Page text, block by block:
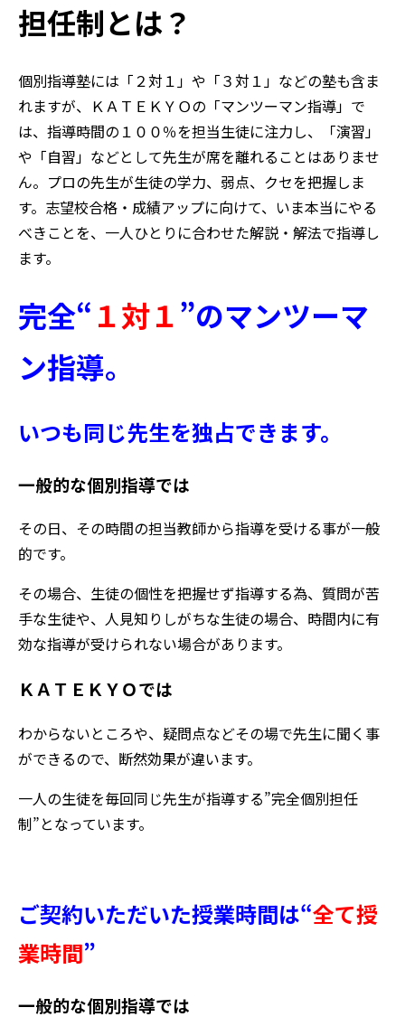
担任制とは？
個別指導塾には「２対１」や「３対１」などの塾も含ま
れますが、ＫＡＴＥＫＹＯの「マンツーマン指導」で
は、指導時間の１００％を担当生徒に注力し、「演習」
や「自習」などとして先生が席を離れることはありませ
ん。プロの先生が生徒の学力、弱点、クセを把握しま
す。志望校合格・成績アップに向けて、いま本当にやる
べきことを、一人ひとりに合わせた解説・解法で指導し
ます。
完全“１対１”のマンツーマ
ン指導。
いつも同じ先生を独占できます。
一般的な個別指導では
その日、その時間の担当教師から指導を受ける事が一般
的です。
その場合、生徒の個性を把握せず指導する為、質問が苦
手な生徒や、人見知りしがちな生徒の場合、時間内に有
効な指導が受けられない場合があります。
ＫＡＴＥＫＹＯでは
わからないところや、疑問点などその場で先生に聞く事
ができるので、断然効果が違います。
一人の生徒を毎回同じ先生が指導する”完全個別担任
制”となっています。
ご契約いただいた授業時間は“全て授
業時間”
一般的な個別指導では